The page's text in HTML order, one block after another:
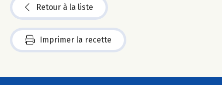
Retour à la liste
Imprimer la recette